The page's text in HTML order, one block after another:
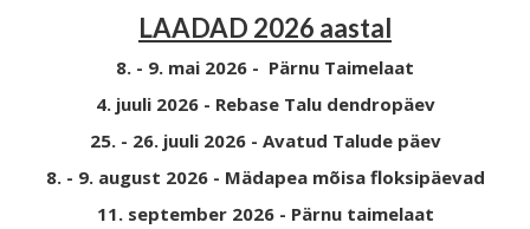
LAADAD 2026 aastal
8. - 9. mai 2026 - Pärnu Taimelaat
4. juuli 2026 - Rebase Talu dendropäev
25. - 26. juuli 2026 - Avatud Talude päev
8. - 9. august 2026 - Mädapea mõisa floksipäevad
11. september 2026 - Pärnu taimelaat